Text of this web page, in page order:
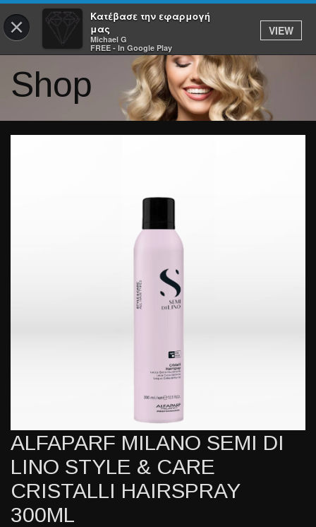
×
Κατέβασε την εφαρμογή
μας
Michael G
FREE - In Google Play
VIEW
Shop
ALFAPARF MILANO SEMI DI
LINO STYLE & CARE
CRISTALLI HAIRSPRAY
300ML